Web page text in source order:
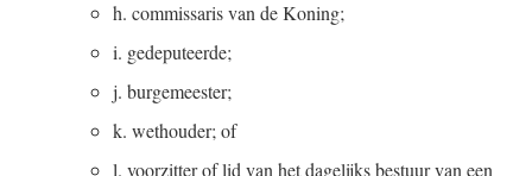
h. commissaris van de Koning;
i. gedeputeerde;
j. burgemeester;
k. wethouder; of
l. voorzitter of lid van het dagelijks bestuur van een